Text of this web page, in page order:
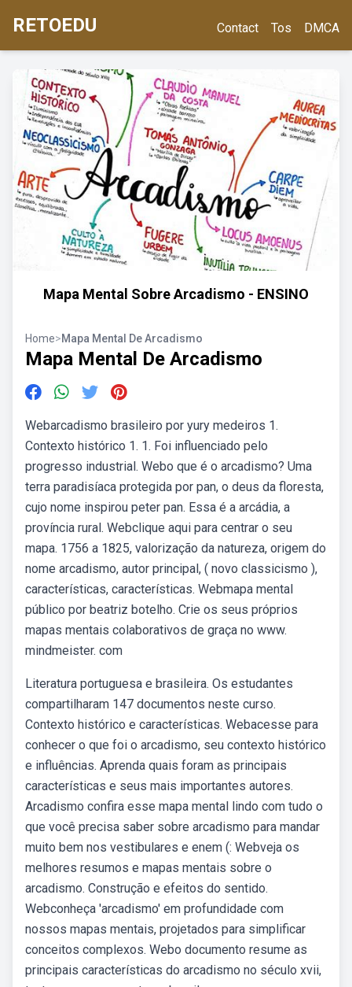
RETOEDU Contact Tos DMCA
Mapa Mental Sobre Arcadismo - ENSINO
Home>Mapa Mental De Arcadismo
Mapa Mental De Arcadismo
Webarcadismo brasileiro por yury medeiros 1.
Contexto histórico 1. 1. Foi influenciado pelo
progresso industrial. Webo que é o arcadismo? Uma
terra paradisíaca protegida por pan, o deus da floresta,
cujo nome inspirou peter pan. Essa é a arcádia, a
província rural. Webclique aqui para centrar o seu
mapa. 1756 a 1825, valorização da natureza, origem do
nome arcadismo, autor principal, ( novo classicismo ),
características, características. Webmapa mental
público por beatriz botelho. Crie os seus próprios
mapas mentais colaborativos de graça no www.
mindmeister. com
Literatura portuguesa e brasileira. Os estudantes
compartilharam 147 documentos neste curso.
Contexto histórico e características. Webacesse para
conhecer o que foi o arcadismo, seu contexto histórico
e influências. Aprenda quais foram as principais
características e seus mais importantes autores.
Arcadismo confira esse mapa mental lindo com tudo o
que você precisa saber sobre arcadismo para mandar
muito bem nos vestibulares e enem (: Webveja os
melhores resumos e mapas mentais sobre o
arcadismo. Construção e efeitos do sentido.
Webconheça 'arcadismo' em profundidade com
nossos mapas mentais, projetados para simplificar
conceitos complexos. Webo documento resume as
principais características do arcadismo no século xvii,